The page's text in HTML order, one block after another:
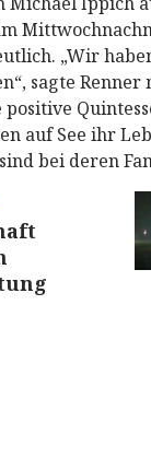
„Wir
sagte
positive
auf See ihr
bei deren